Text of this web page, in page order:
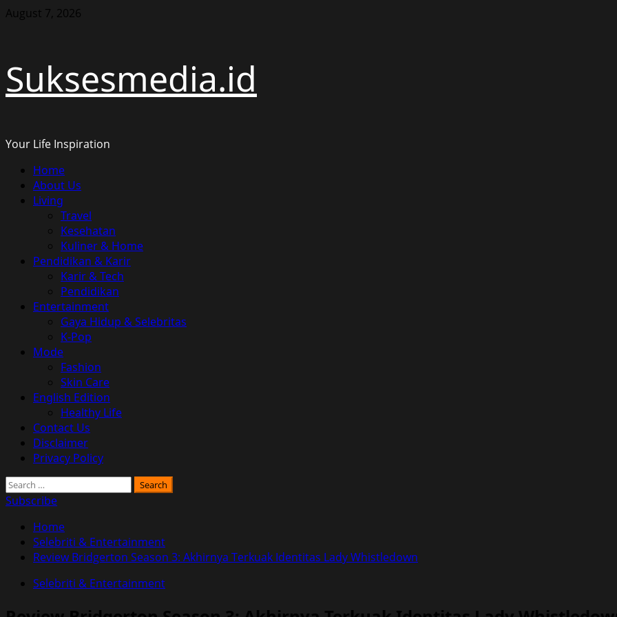
Skip
August 7, 2026
Suksesmedia.id
Your Life Inspiration
Primary
Menu
Home
About Us
Living
Travel
Kesehatan
Kuliner & Home
Pendidikan & Karir
Karir & Tech
Pendidikan
Entertainment
Gaya Hidup & Selebritas
K-Pop
Mode
Fashion
Skin Care
English Edition
Healthy Life
Contact Us
Disclaimer
Privacy Policy
Search
for:
Subscribe
Home
Selebriti & Entertainment
Review Bridgerton Season 3: Akhirnya Terkuak Identitas Lady Whistledown
Selebriti & Entertainment